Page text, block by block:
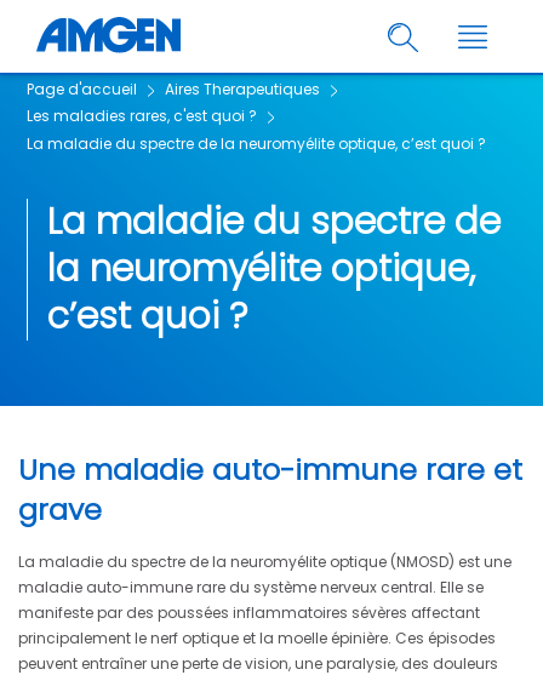
Page d'accueil
Aires Therapeutiques
Les maladies rares, c'est quoi ?
La maladie du spectre de la neuromyélite optique, c’est quoi ?
La maladie du spectre de
la neuromyélite optique,
c’est quoi ?
Une maladie auto-immune rare et
grave
La maladie du spectre de la neuromyélite optique (NMOSD) est une
maladie auto-immune rare du système nerveux central. Elle se
manifeste par des poussées inflammatoires sévères affectant
principalement le nerf optique et la moelle épinière. Ces épisodes
peuvent entraîner une perte de vision, une paralysie, des douleurs